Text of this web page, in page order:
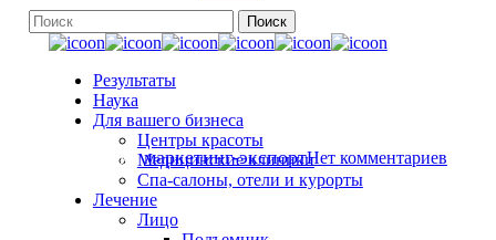
Поиск
Закрыть
МенюРезультаты
Наука
Для вашего бизнеса
Центры красоты
Медицинские клиники
Спа-салоны, отели и курорты
Лечение
Лицо
Не только бедра и
ягодицы: целлюлит на
По ссылке маркетинг-экспортНет комментариев